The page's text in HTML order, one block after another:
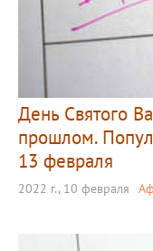
День Святого
прошлом.
13 февраля
2022 г., 10 февраля